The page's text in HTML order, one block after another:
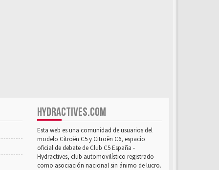
HYDRACTIVES.COM
Esta web es una comunidad de usuarios del
modelo Citroën C5 y Citroën C6, espacio
oficial de debate de Club C5 España -
Hydractives, club automovilístico registrado
como asociación nacional sin ánimo de lucro.